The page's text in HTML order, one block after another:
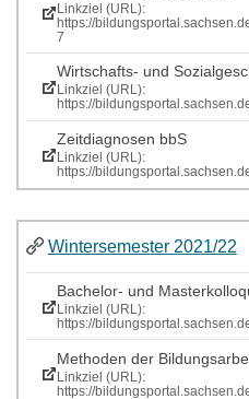
Linkziel (URL):
https://
7
Wirtschafts- und
Linkziel (URL):
https://
Zeitdiagnosen bbS
Linkziel (URL):
https://
Wintersemester 2021/22
Bachelor- und
Linkziel (URL):
https://
Methoden der
Linkziel (URL):
https://